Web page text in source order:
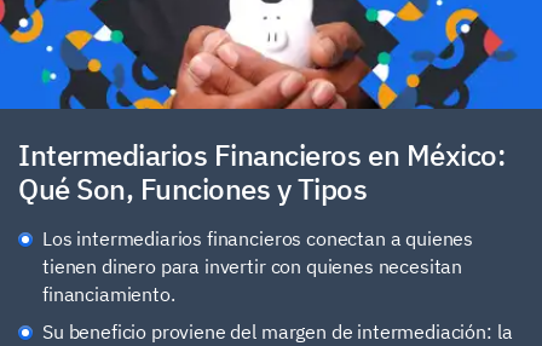
Créditos
Cuentas bancarias
Clasificación
Intermediarios Financieros en México:
Qué Son, Funciones y Tipos
Los intermediarios financieros conectan a quienes
tienen dinero para invertir con quienes necesitan
financiamiento.
Su beneficio proviene del margen de intermediación: la